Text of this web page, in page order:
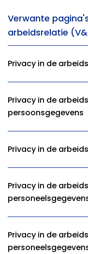
Verwante
arbeidsrelatie
Privacy in de
Privacy in de
persoonsgegevens
Privacy in de
Privacy in de
Privacy in de